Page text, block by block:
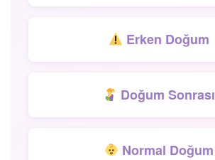
Erken Doğum
Doğum Sonrası
Normal Doğum